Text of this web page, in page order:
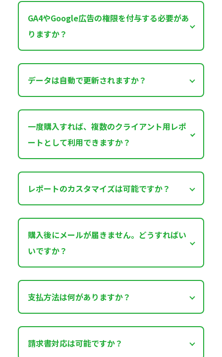
GA4やGoogle広告の権限を付与する必要があ
りますか？
データは自動で更新されますか？
一度購入すれば、複数のクライアント用レポ
ートとして利用できますか？
レポートのカスタマイズは可能ですか？
購入後にメールが届きません。どうすればい
いですか？
支払方法は何がありますか？
請求書対応は可能ですか？